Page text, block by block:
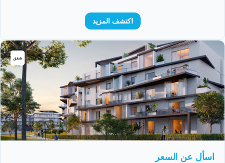
اكتشف المزيد
شقق
اسأل عن السعر